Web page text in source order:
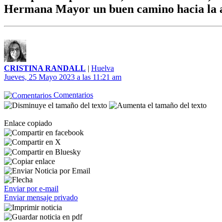
Hermana Mayor un buen camino hacia la
CRISTINA RANDALL | Huelva
Jueves, 25 Mayo 2023 a las 11:21 am
Comentarios
Enlace copiado
Enviar por e-mail
Enviar mensaje privado